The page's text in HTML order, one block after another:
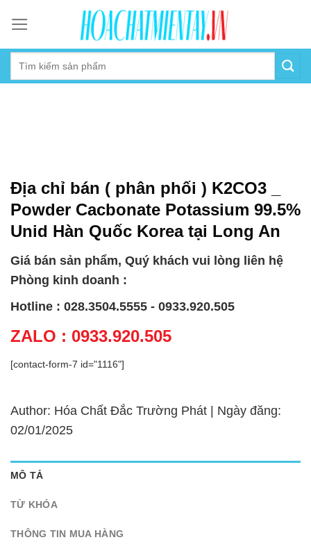
content
Địa chỉ bán ( phân phối ) K2CO3 _
Powder Cacbonate Potassium 99.5%
Unid Hàn Quốc Korea tại Long An
Giá bán sản phẩm, Quý khách vui lòng liên hệ
Phòng kinh doanh :
Hotline : 028.3504.5555 - 0933.920.505
ZALO : 0933.920.505
[contact-form-7 id="1116"]
Author: Hóa Chất Đắc Trường Phát | Ngày đăng:
02/01/2025
MÔ TẢ
TỪ KHÓA
THÔNG TIN MUA HÀNG